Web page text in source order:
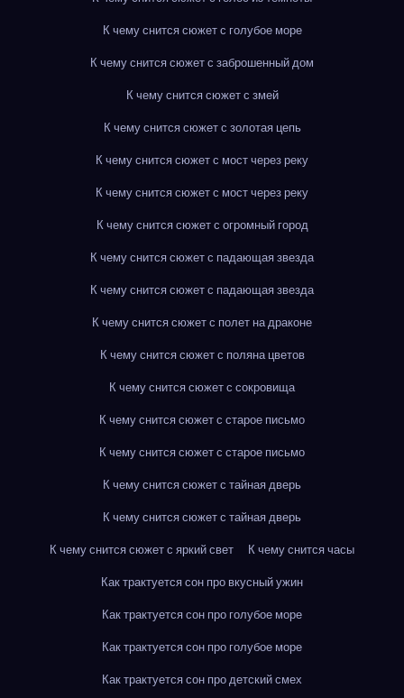
К чему снится сюжет с голубое море
К чему снится сюжет с заброшенный дом
К чему снится сюжет с змей
К чему снится сюжет с золотая цепь
К чему снится сюжет с мост через реку
К чему снится сюжет с мост через реку
К чему снится сюжет с огромный город
К чему снится сюжет с падающая звезда
К чему снится сюжет с падающая звезда
К чему снится сюжет с полет на драконе
К чему снится сюжет с поляна цветов
К чему снится сюжет с сокровища
К чему снится сюжет с старое письмо
К чему снится сюжет с старое письмо
К чему снится сюжет с тайная дверь
К чему снится сюжет с тайная дверь
К чему снится сюжет с яркий свет
К чему снится часы
Как трактуется сон про вкусный ужин
Как трактуется сон про голубое море
Как трактуется сон про голубое море
Как трактуется сон про детский смех